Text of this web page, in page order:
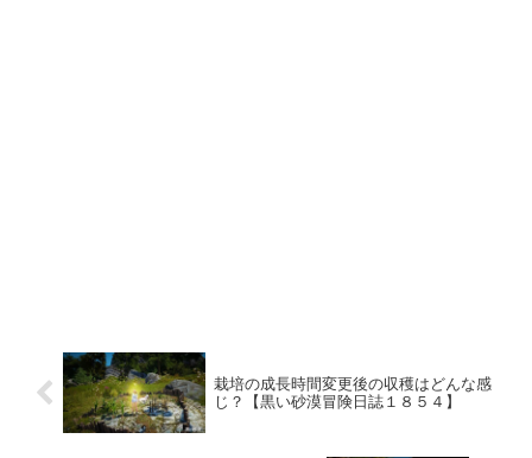
栽培の成長時間変更後の収穫はどんな感
じ？【黒い砂漠冒険日誌１８５４】